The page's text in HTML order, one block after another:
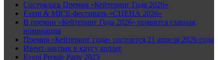
Состоялась Премия «Кейтеринг Года 2026»
Event & MICE-фестиваль «СЦЕНА 2026»
В премии «Кейтеринг Года 2026» появится главная
номинация
Премия «Кейтеринг года» состоится 21 апреля 2026 года
Ивент-завтрак в кругу коллег
Event People Party 2025